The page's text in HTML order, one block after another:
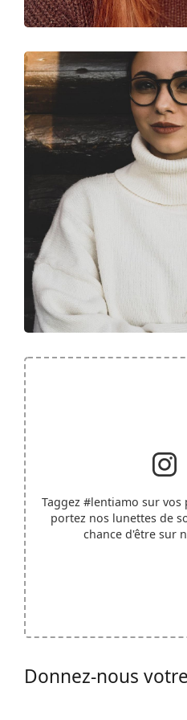
Taggez #lentiamo sur vos
portez nos lunettes de
chance d'être sur
Donnez-nous